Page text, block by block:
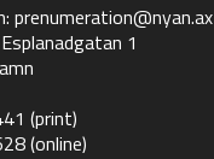
prenumeration@nyan.ax
1
(print)
(online)